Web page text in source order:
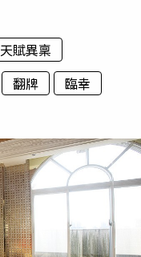
天賦異稟
翻牌
臨幸